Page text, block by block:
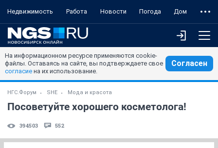
Недвижимость Работа Новости Погода Дом
На информационном ресурсе применяются cookie-
файлы. Оставаясь на сайте, вы подтверждаете свое
согласие на их использование.
Согласен
НГС.Форум SHE Мода и красота
Посоветуйте хорошего косметолога!
394503 552